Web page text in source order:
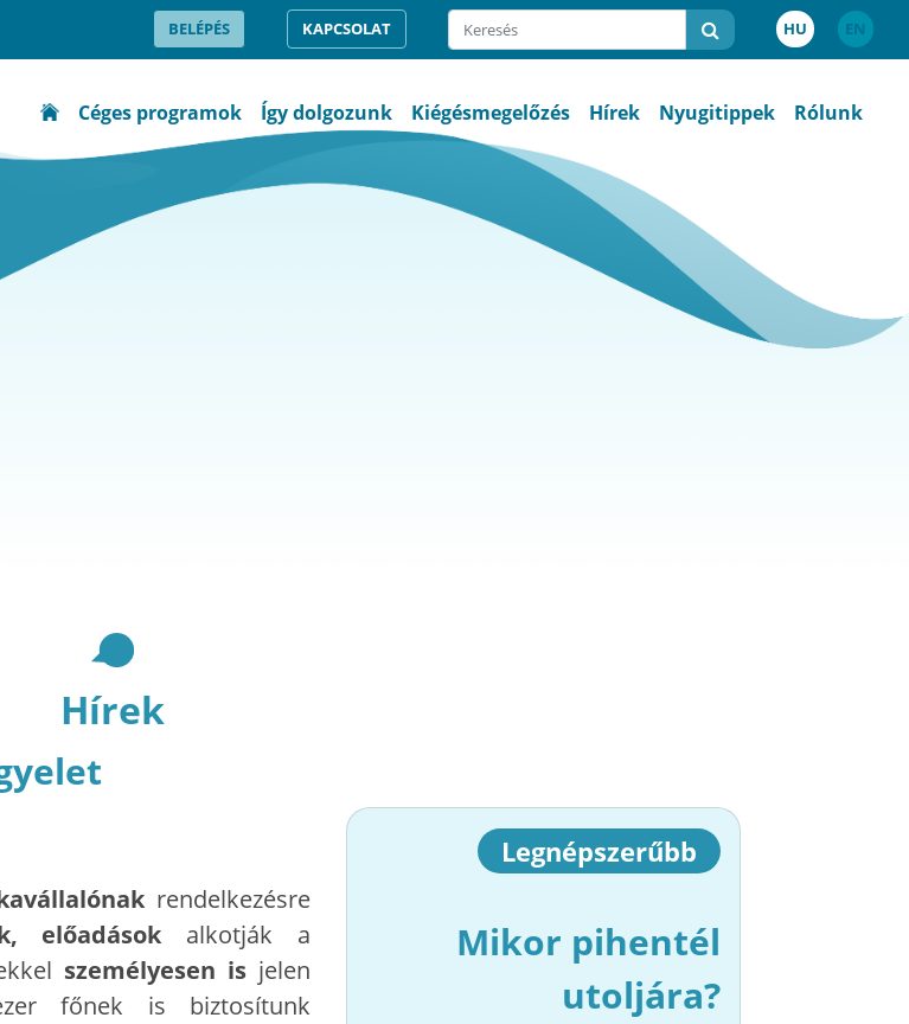
BELÉPÉS KAPCSOLAT HU EN
Céges programok Így dolgozunk Kiégésmegelőzés Hírek Nyugitippek Rólunk
Hírek
rendelkezésre
előadások alkotják a
személyesen isjelen
főnek is biztosítunk
Legnépszerűbb
Mikor pihentél
utoljára?